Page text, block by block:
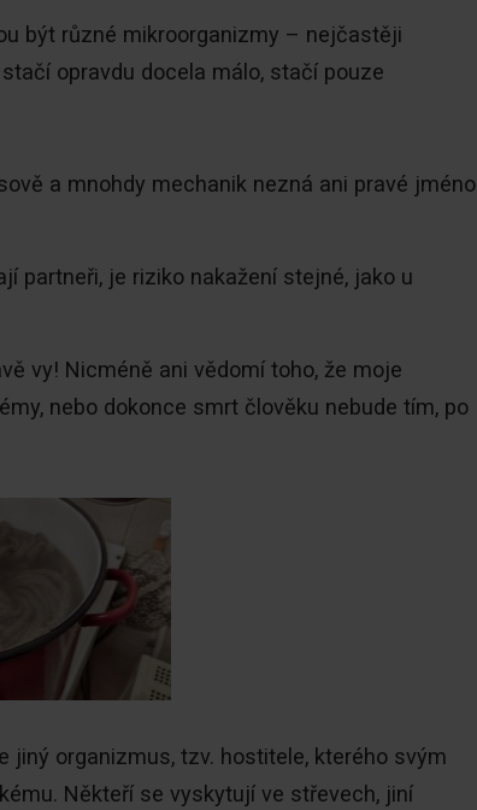
být různé mikroorganizmy – nejčastěji
opravdu docela málo, stačí pouze
a mnohdy mechanik nezná ani pravé jméno
partneři, je riziko nakažení stejné, jako u
vy! Nicméně ani vědomí toho, že moje
nebo dokonce smrt člověku nebude tím, po
organizmus, tzv. hostitele, kterého svým
Někteří se vyskytují ve střevech, jiní